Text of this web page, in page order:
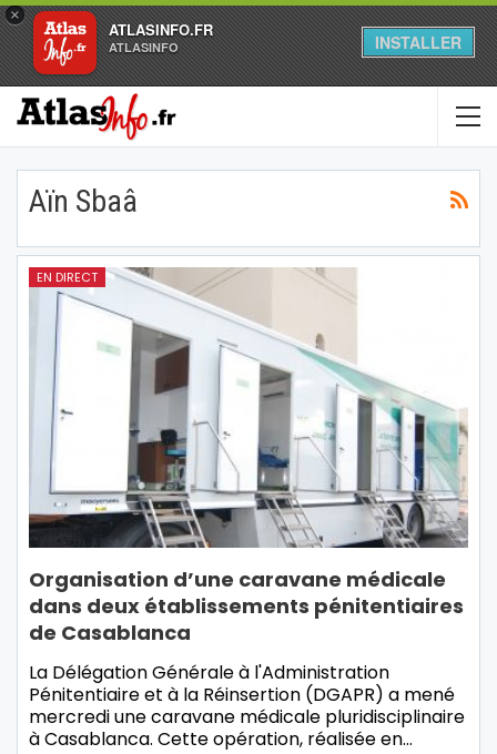
×
ATLASINFO.FR
ATLASINFO INSTALLER
Aïn Sbaâ
EN DIRECT
Organisation d’une caravane médicale
dans deux établissements pénitentiaires
de Casablanca
La Délégation Générale à l'Administration
Pénitentiaire et à la Réinsertion (DGAPR) a mené
mercredi une caravane médicale pluridisciplinaire
à Casablanca. Cette opération, réalisée en…